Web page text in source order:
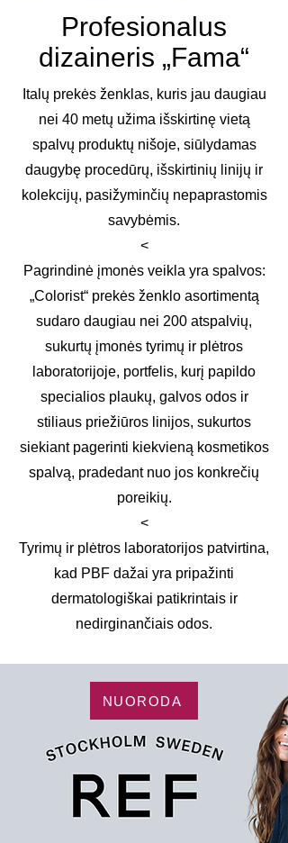
Profesionalus
dizaineris „Fama“
Italų prekės ženklas, kuris jau daugiau
nei 40 metų užima išskirtinę vietą
spalvų produktų nišoje, siūlydamas
daugybę procedūrų, išskirtinių linijų ir
kolekcijų, pasižyminčių nepaprastomis
savybėmis.
<​
Pagrindinė įmonės veikla yra spalvos:
„Colorist“ prekės ženklo asortimentą
sudaro daugiau nei 200 atspalvių,
sukurtų įmonės tyrimų ir plėtros
laboratorijoje, portfelis, kurį papildo
specialios plaukų, galvos odos ir
stiliaus priežiūros linijos, sukurtos
siekiant pagerinti kiekvieną kosmetikos
spalvą, pradedant nuo jos konkrečių
poreikių.
<​
Tyrimų ir plėtros laboratorijos patvirtina,
kad PBF dažai yra pripažinti
dermatologiškai patikrintais ir
nedirginančiais odos.
NUORODA